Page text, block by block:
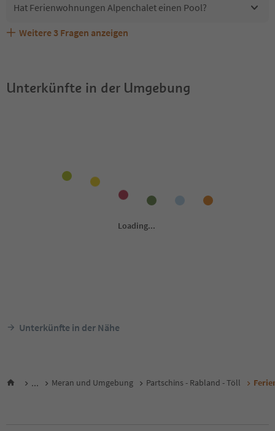
Hat Ferienwohnungen Alpenchalet einen Pool?
Sind Haustiere in der Unterkunft Ferienwohnungen
Welche Services bietet Ferienwohnungen Alpenchalet?
Erhalten die Gäste von Ferienwohnungen Alpenchalet
Weitere 3 Fragen anzeigen
Unterkünfte in der Umgebung
Unterkünfte in der Nähe
... Meran und Umgebung Partschins - Rabland - Töll